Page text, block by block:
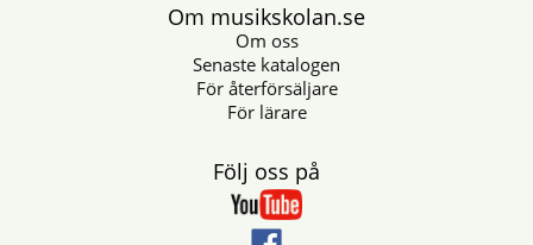
Om musikskolan.se
Om oss
Senaste katalogen
För återförsäljare
För lärare
Följ oss på